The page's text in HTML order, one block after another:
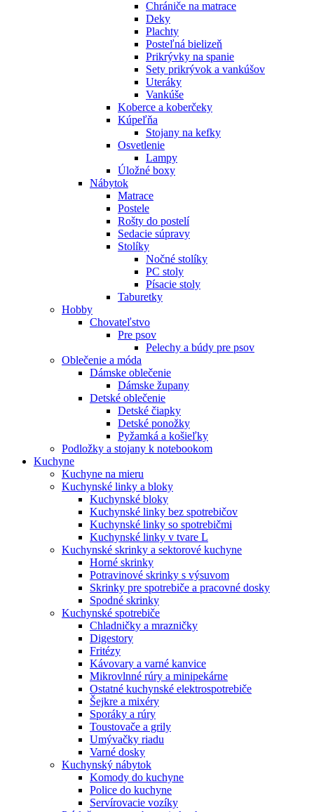
Chrániče na matrace
Deky
Plachty
Posteľná bielizeň
Prikrývky na spanie
Sety prikrývok a vankúšov
Uteráky
Vankúše
Koberce a koberčeky
Kúpeľňa
Stojany na kefky
Osvetlenie
Lampy
Úložné boxy
Nábytok
Matrace
Postele
Rošty do postelí
Sedacie súpravy
Stolíky
Nočné stolíky
PC stoly
Písacie stoly
Taburetky
Hobby
Chovateľstvo
Pre psov
Pelechy a búdy pre psov
Oblečenie a móda
Dámske oblečenie
Dámske župany
Detské oblečenie
Detské čiapky
Detské ponožky
Pyžamká a košieľky
Podložky a stojany k notebookom
Kuchyne
Kuchyne na mieru
Kuchynské linky a bloky
Kuchynské bloky
Kuchynské linky bez spotrebičov
Kuchynské linky so spotrebičmi
Kuchynské linky v tvare L
Kuchynské skrinky a sektorové kuchyne
Horné skrinky
Potravinové skrinky s výsuvom
Skrinky pre spotrebiče a pracovné dosky
Spodné skrinky
Kuchynské spotrebiče
Chladničky a mrazničky
Digestory
Fritézy
Kávovary a varné kanvice
Mikrovlnné rúry a minipekárne
Ostatné kuchynské elektrospotrebiče
Šejkre a mixéry
Sporáky a rúry
Toustovače a grily
Umývačky riadu
Varné dosky
Kuchynský nábytok
Komody do kuchyne
Police do kuchyne
Servírovacie vozíky